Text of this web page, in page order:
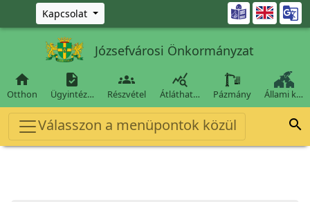
Ugrás a fő tartalomra
Kapcsolat 
Józsefvárosi Önkormányzat

Otthon

Ügyintéz…

Részvétel

Átláthat… Pázmány Állami k…
Válasszon a menüpontok közül 